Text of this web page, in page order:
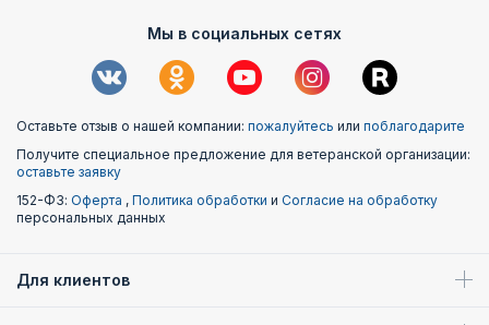
Мы в социальных сетях
Оставьте отзыв о нашей компании: пожалуйтесь или поблагодарите
Получите специальное предложение для ветеранской организации:
оставьте заявку
152-ФЗ: Оферта , Политика обработки и Согласие на обработку
персональных данных
Для клиентов